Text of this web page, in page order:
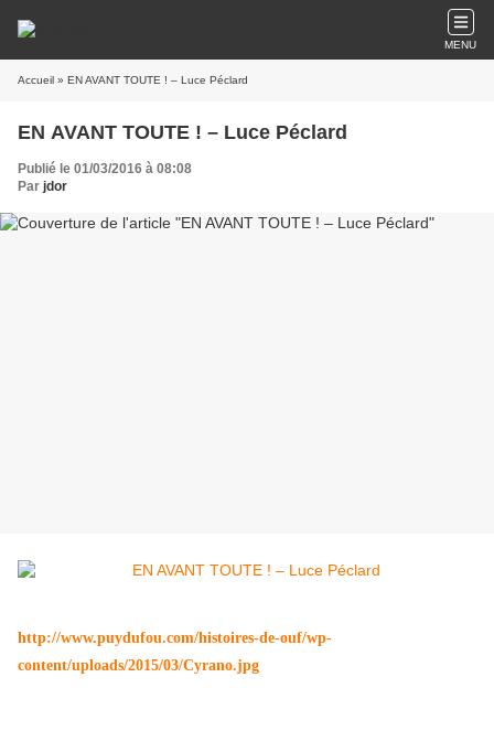
MENU
Accueil » EN AVANT TOUTE ! – Luce Péclard
EN AVANT TOUTE ! – Luce Péclard
Publié le 01/03/2016 à 08:08
Par jdor
http://www.puydufou.com/histoires-de-ouf/wp-
content/uploads/2015/03/Cyrano.jpg